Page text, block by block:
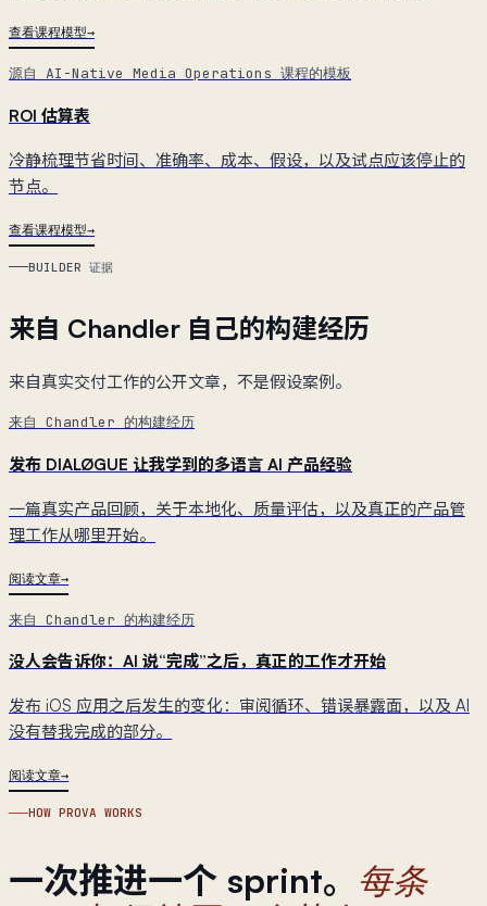
查看课程模型
源自 AI-Native Media Operations 课程的模板
ROI 估算表
冷静梳理节省时间、准确率、成本、假设，以及试点应该停止的
节点。
查看课程模型
BUILDER 证据
来自 Chandler 自己的构建经历
来自真实交付工作的公开文章，不是假设案例。
来自 Chandler 的构建经历
发布 DIALØGUE 让我学到的多语言 AI 产品经验
一篇真实产品回顾，关于本地化、质量评估，以及真正的产品管
理工作从哪里开始。
阅读文章
来自 Chandler 的构建经历
没人会告诉你：AI 说“完成”之后，真正的工作才开始
发布 iOS 应用之后发生的变化：审阅循环、错误暴露面，以及 AI
没有替我完成的部分。
阅读文章
HOW PROVA WORKS
一次推进一个 sprint。
每条